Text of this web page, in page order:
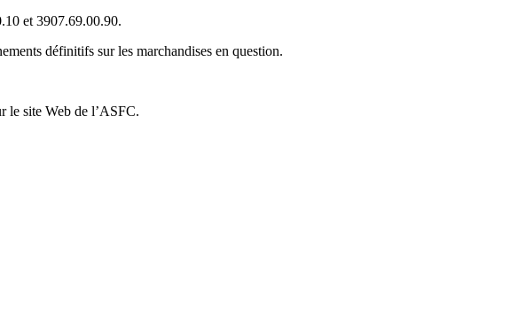
et 3907.69.00.90.
définitifs sur les marchandises en question.
le site Web de l’ASFC.